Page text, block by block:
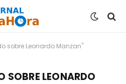
sobre Leonardo Manzan"
SOBRE LEONARDO